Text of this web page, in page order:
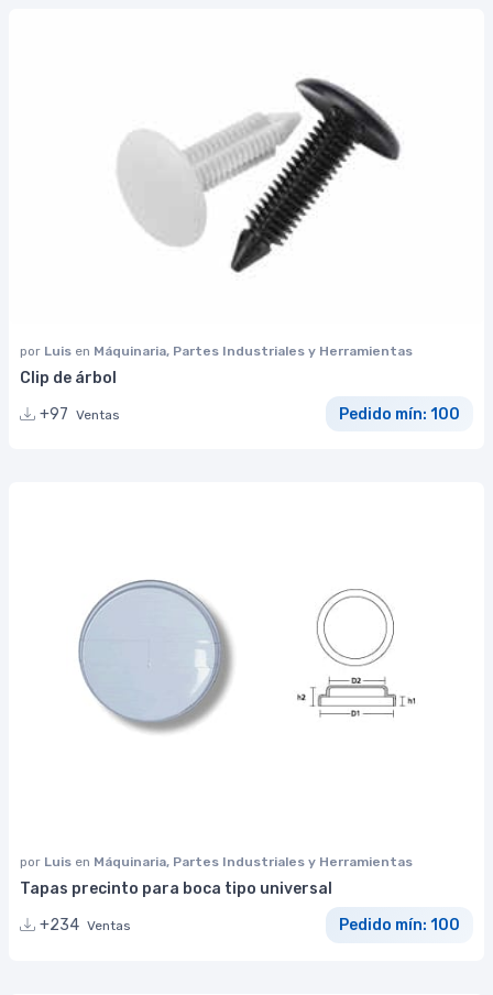
por Luis en Máquinaria, Partes Industriales y Herramientas
Clip de árbol
+97 Ventas Pedido mín: 100
por Luis en Máquinaria, Partes Industriales y Herramientas
Tapas precinto para boca tipo universal
+234 Ventas Pedido mín: 100